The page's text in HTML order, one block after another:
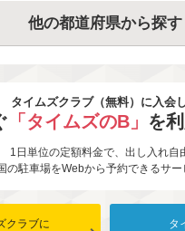
他の都道府県から探す
タイムズクラブ（無料）に入会
「タイムズのB」 を
1日単位の定額料金で、出し入れ自
の駐車場をWebから予約できるサー
クラブに タ